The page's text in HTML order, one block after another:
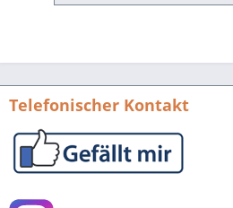
und Gegenwart,
Heimatbuch 2012
berichtet spannend
insgesamt oder über
Telefonischer Kontakt